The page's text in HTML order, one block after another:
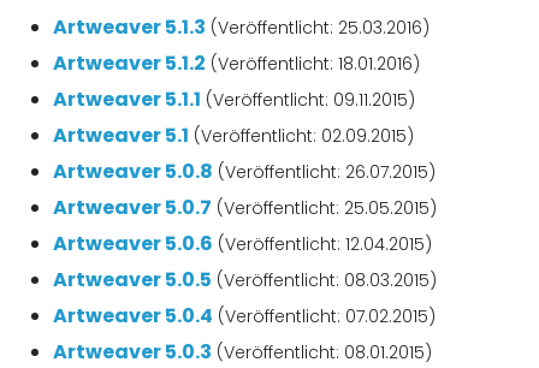
Artweaver 5.1.3 (Veröffentlicht: 25.03.2016)
Artweaver 5.1.2 (Veröffentlicht: 18.01.2016)
Artweaver 5.1.1 (Veröffentlicht: 09.11.2015)
Artweaver 5.1 (Veröffentlicht: 02.09.2015)
Artweaver 5.0.8 (Veröffentlicht: 26.07.2015)
Artweaver 5.0.7 (Veröffentlicht: 25.05.2015)
Artweaver 5.0.6 (Veröffentlicht: 12.04.2015)
Artweaver 5.0.5 (Veröffentlicht: 08.03.2015)
Artweaver 5.0.4 (Veröffentlicht: 07.02.2015)
Artweaver 5.0.3 (Veröffentlicht: 08.01.2015)